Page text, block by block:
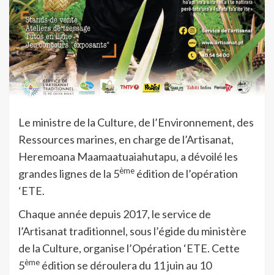
Le ministre de la Culture, de l’Environnement, des
Ressources marines, en charge de l’Artisanat,
Heremoana Maamaatuaiahutapu, a dévoilé les
grandes lignes de la 5ème édition de l’opération
‘ETE.
Chaque année depuis 2017, le service de
l’Artisanat traditionnel, sous l’égide du ministère
de la Culture, organise l’Opération ‘ETE. Cette
5ème édition se déroulera du 11 juin au 10